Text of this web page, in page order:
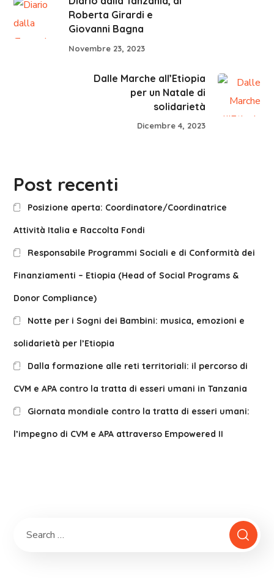
Roberta Girardi e
Giovanni Bagna
Novembre 23, 2023
Dalle Marche all’Etiopia
per un Natale di
solidarietà
Dicembre 4, 2023
Post recenti
Posizione aperta: Coordinatore/Coordinatrice
Attività Italia e Raccolta Fondi
Responsabile Programmi Sociali e di Conformità dei
Finanziamenti – Etiopia (Head of Social Programs &
Donor Compliance)
Notte per i Sogni dei Bambini: musica, emozioni e
solidarietà per l’Etiopia
Dalla formazione alle reti territoriali: il percorso di
CVM e APA contro la tratta di esseri umani in Tanzania
Giornata mondiale contro la tratta di esseri umani:
l’impegno di CVM e APA attraverso Empowered II